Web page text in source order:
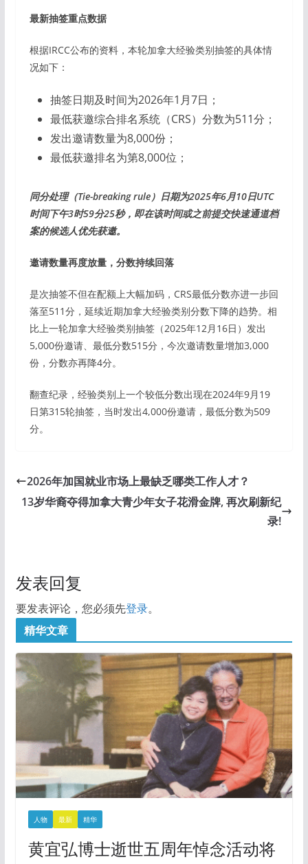
最新抽签重点数据
根据IRCC公布的资料，本轮加拿大经验类别抽签的具体情
况如下：
抽签日期及时间为2026年1月7日；
最低获邀综合排名系统（CRS）分数为511分；
发出邀请数量为8,000份；
最低获邀排名为第8,000位；
同分处理（Tie-breaking rule）日期为2025年6月10日UTC
时间下午3时59分25秒，即在该时间或之前提交快速通道档
案的候选人优先获邀。
邀请数量再度放量，分数持续回落
是次抽签不但在配额上大幅加码，CRS最低分数亦进一步回
落至511分，延续近期加拿大经验类别分数下降的趋势。相
比上一轮加拿大经验类别抽签（2025年12月16日）发出
5,000份邀请、最低分数515分，今次邀请数量增加3,000
份，分数亦再降4分。
翻查纪录，经验类别上一个较低分数出现在2024年9月19
日第315轮抽签，当时发出4,000份邀请，最低分数为509
分。
2026年加国就业市场上最缺乏哪类工作人才？
13岁华裔夺得加拿大青少年女子花滑金牌, 再次刷新纪
录!
发表回复
要发表评论，您必须先登录。
精华文章
人物 最新 精华
黄宜弘博士逝世五周年悼念活动将